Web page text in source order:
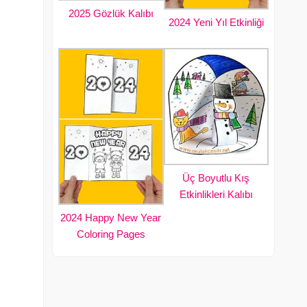
2025 Gözlük Kalıbı
2024 Yeni Yıl Etkinliği
2024 Happy New Year
Coloring Pages
Üç Boyutlu Kış
Etkinlikleri Kalıbı